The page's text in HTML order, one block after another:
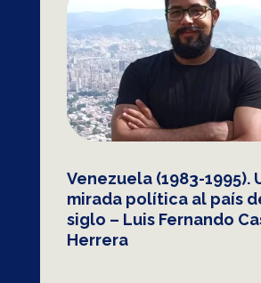
Venezuela (1983-1995).
mirada política al país
siglo – Luis Fernando
Herrera